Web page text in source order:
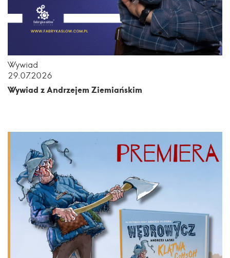
Wywiad
29.07.2026
Wywiad z Andrzejem Ziemiańskim